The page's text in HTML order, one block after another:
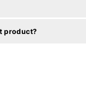
product?